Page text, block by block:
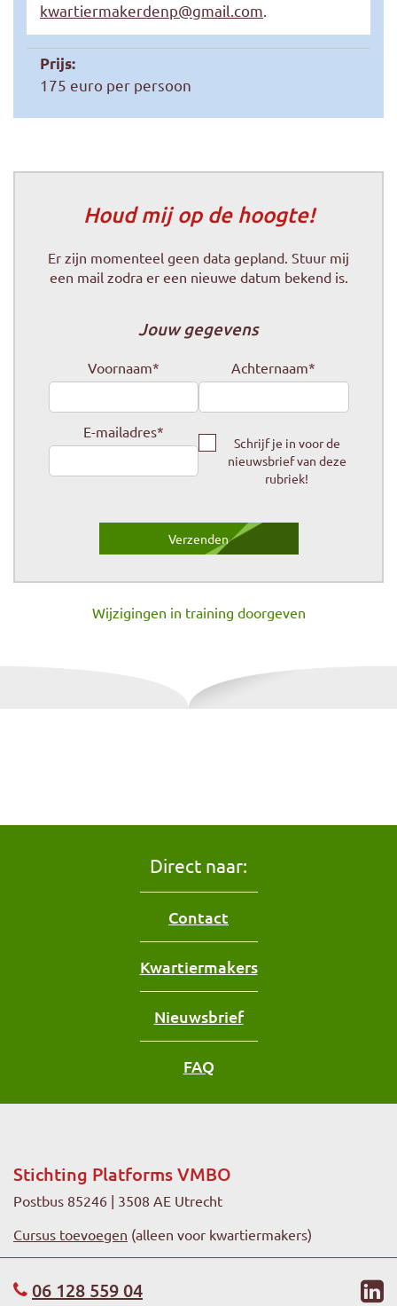
kwartiermakerdenp@gmail.com.
Prijs:
175 euro per persoon
Houd mij op de hoogte!
Er zijn momenteel geen data gepland. Stuur mij
een mail zodra er een nieuwe datum bekend is.
Jouw gegevens
Voornaam* Achternaam*
E-mailadres*
Schrijf je in voor de
nieuwsbrief van deze
rubriek!
Wijzigingen in training doorgeven
Direct naar:
Contact
Kwartiermakers
Nieuwsbrief
FAQ
Stichting Platforms VMBO
Postbus 85246 | 3508 AE Utrecht
Cursus toevoegen (alleen voor kwartiermakers)
06 128 559 04